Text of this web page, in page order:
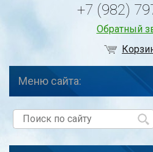
+7 (982)
Обратный
Меню сайта: